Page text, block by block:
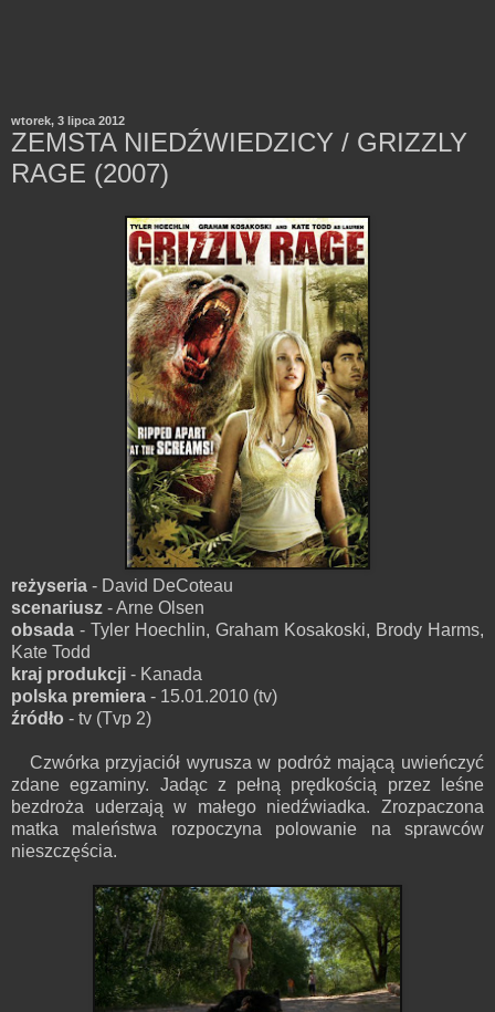
wtorek, 3 lipca 2012
ZEMSTA NIEDŹWIEDZICY / GRIZZLY
RAGE (2007)
reżyseria - David DeCoteau
scenariusz - Arne Olsen
obsada - Tyler Hoechlin, Graham Kosakoski, Brody Harms,
Kate Todd
kraj produkcji - Kanada
polska premiera - 15.01.2010 (tv)
źródło - tv (Tvp 2)
Czwórka przyjaciół wyrusza w podróż mającą uwieńczyć
zdane egzaminy. Jadąc z pełną prędkością przez leśne
bezdroża uderzają w małego niedźwiadka. Zrozpaczona
matka maleństwa rozpoczyna polowanie na sprawców
nieszczęścia.